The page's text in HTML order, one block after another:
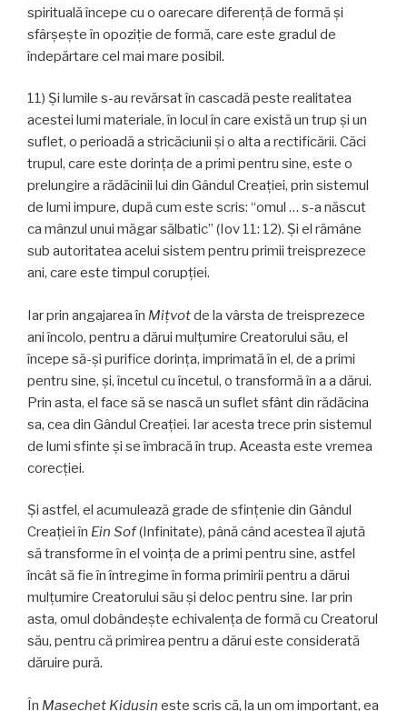
spirituală începe cu o oarecare diferență de formă și
sfârșește în opoziție de formă, care este gradul de
îndepărtare cel mai mare posibil.
11) Și lumile s-au revărsat în cascadă peste realitatea
acestei lumi materiale, în locul în care există un trup și un
suflet, o perioadă a stricăciunii și o alta a rectificării. Căci
trupul, care este dorința de a primi pentru sine, este o
prelungire a rădăcinii lui din Gândul Creației, prin sistemul
de lumi impure, după cum este scris: “omul … s-a născut
ca mânzul unui măgar sălbatic” (Iov 11: 12). Și el rămâne
sub autoritatea acelui sistem pentru primii treisprezece
ani, care este timpul corupţiei.
Iar prin angajarea în Miţvotde la vârsta de treisprezece
ani încolo, pentru a dărui mulțumire Creatorului său, el
începe să-și purifice dorința, imprimată în el, de a primi
pentru sine, și, încetul cu încetul, o transformă în a a dărui.
Prin asta, el face să se nască un suflet sfânt din rădăcina
sa, cea din Gândul Creației. Iar acesta trece prin sistemul
de lumi sfinte și se îmbracă în trup. Aceasta este vremea
corecției.
Și astfel, el acumulează grade de sfințenie din Gândul
Creației în Ein Sof(Infinitate), până când acestea îl ajută
să transforme în el voinţa de a primi pentru sine, astfel
încât să fie în întregime în forma primirii pentru a dărui
mulțumire Creatorului său și deloc pentru sine. Iar prin
asta, omul dobândește echivalența de formă cu Creatorul
său, pentru că primirea pentru a dărui este considerată
dăruire pură.
În Masechet Kidușin este scris că, la un om important, ea